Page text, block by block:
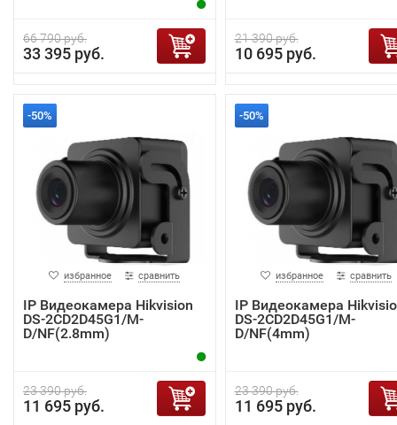
66 790 руб.
33 395 руб.
21 390 руб.
10 695 руб.
-50%
избранное сравнить
IP Видеокамера Hikvision
DS-2CD2D45G1/M-
D/NF(2.8mm)
23 390 руб.
11 695 руб.
-50%
избранное сравнить
IP Видеокамера
DS-2CD2D45G1/M-
D/NF(4mm)
23 390 руб.
11 695 руб.